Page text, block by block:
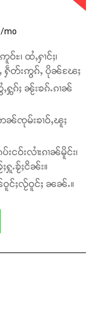
/mo
ႊ၊ ထႆႇႁၢင်ႈ၊
ႁဵတ်းဢွၵ်ႇ ပိုၼ်ၽႄႈ
ႁွၵ်ႈ ၼႂ်းၶၵ်ႉၵၢၼ်
ဢၼ်ၸုမ်းၶၢဝ်ႇၽူႈ
ငဝ်းလၢႆးၵၢၼ်မိူင်း၊
ႁူႉၶႂ်ႈငိၼ်း။
ဝူင်ႈလႂ်ဝူင်ႈ ၼၼ်ႉ။